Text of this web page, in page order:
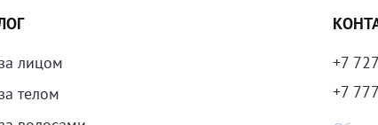
лицом
телом
+7
+7